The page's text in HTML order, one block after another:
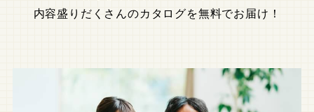
内容盛りだくさんのカタログを無料でお届け！